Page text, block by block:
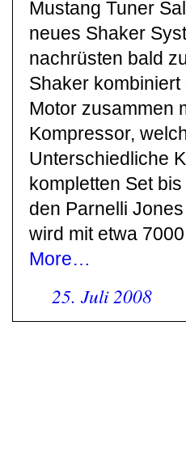
Mustang Tuner
neues Shaker
nachrüsten bald
Shaker
Motor zusammen
Kompressor,
Unterschiedliche
kompletten Set
den Parnelli
wird mit etwa
More…
25. Juli 2008